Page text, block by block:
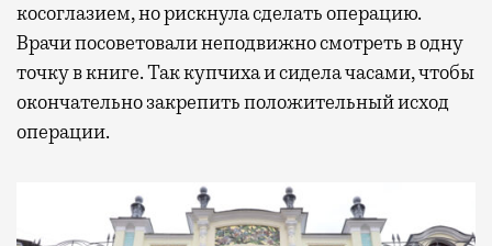
косоглазием, но рискнула сделать операцию.
Врачи посоветовали неподвижно смотреть в одну
точку в книге. Так купчиха и сидела часами, чтобы
окончательно закрепить положительный исход
операции.